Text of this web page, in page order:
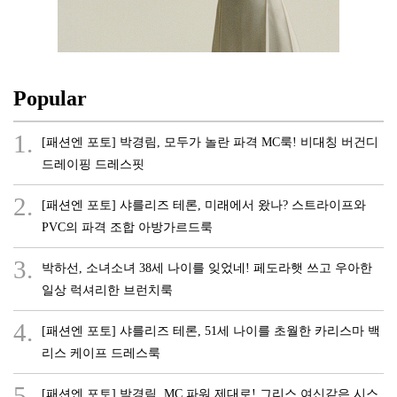
Popular
1.
[패션엔 포토] 박경림, 모두가 놀란 파격 MC룩! 비대칭 버건디
드레이핑 드레스핏
2.
[패션엔 포토] 샤를리즈 테론, 미래에서 왔나? 스트라이프와
PVC의 파격 조합 아방가르드룩
3.
박하선, 소녀소녀 38세 나이를 잊었네! 페도라햇 쓰고 우아한
일상 럭셔리한 브런치룩
4.
[패션엔 포토] 샤를리즈 테론, 51세 나이를 초월한 카리스마 백
리스 케이프 드레스룩
[패션엔 포토] 박경림, MC 파워 제대로! 그리스 여신같은 시스